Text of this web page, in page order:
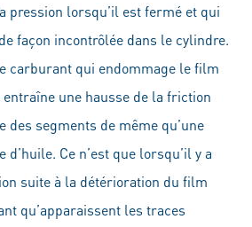
pression lorsqu’il est fermé et qui
façon incontrôlée dans le cylindre.
carburant qui endommage le film
entraîne une hausse de la friction
des segments de même qu’une
Ce n’est que lorsqu’il y a
suite à la détérioration du film
qu’apparaissent les traces